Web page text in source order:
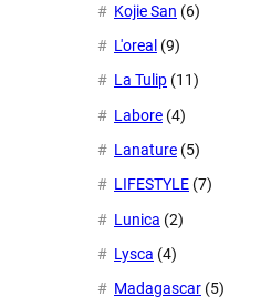
Kojie San (6)
L'oreal (9)
La Tulip (11)
Labore (4)
Lanature (5)
LIFESTYLE (7)
Lunica (2)
Lysca (4)
Madagascar (5)